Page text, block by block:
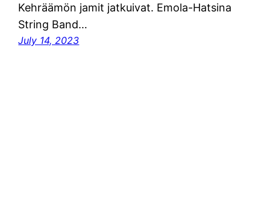
Kehräämön jamit jatkuivat. Emola-Hatsina
String Band…
July 14, 2023